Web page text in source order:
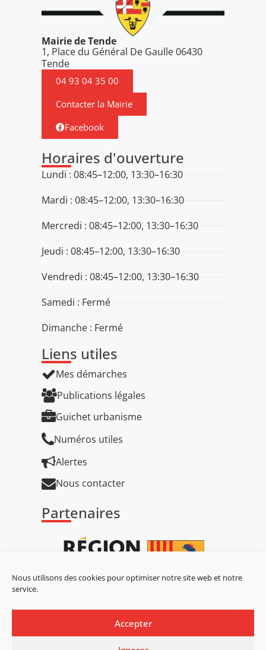
Nous utilisons des cookies pour optimiser notre site web et notre
service.
Accepter
Mairie de Tende
1, Place du Général De Gaulle 06430
Tende
04 93 04 35 00
Contacter la Mairie
Facebook
Horaires d'ouverture
Lundi : 08:45–12:00, 13:30–16:30
Mardi : 08:45–12:00, 13:30–16:30
Mercredi : 08:45–12:00, 13:30–16:30
Jeudi : 08:45–12:00, 13:30–16:30
Vendredi : 08:45–12:00, 13:30–16:30
Samedi : Fermé
Dimanche : Fermé
Liens utiles
Mes démarches
Publications légales
Guichet urbanisme
Numéros utiles
Alertes
Nous contacter
Partenaires